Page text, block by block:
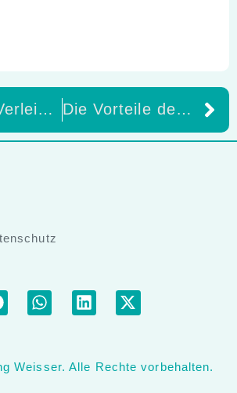
Award – Verleihung und Gedenkvortrag Die Vorteile des Ivoclar Digital Denture Workflows
Weisser. Alle Rechte vorbehalten.